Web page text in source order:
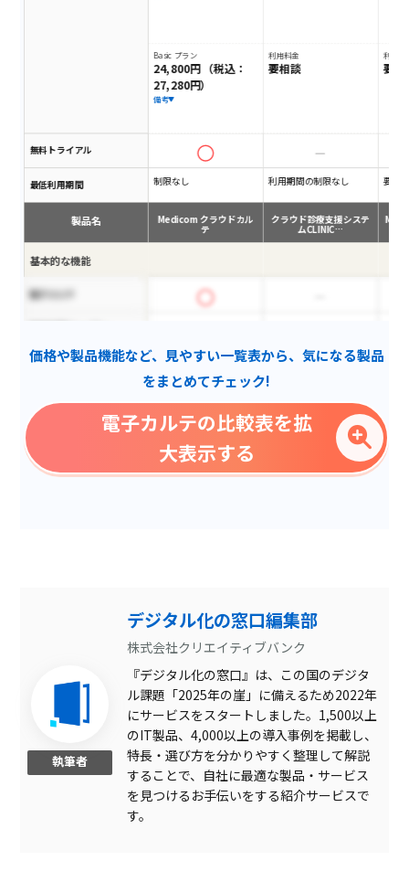
無料トライアル
最低利用期間
製品名
基本的な機能
電子カルテ
診療システム切替
処置行為自動学習
診療・投薬履歴管理
Basic プラン
24,800円 （税込：
27,280円）
備考
制限なし
Medicom クラウドカル
テ
利用料金
要相談
利用期間の制限なし
クラウド診療支援システ
ムCLINIC…
利用料
要相
要相
価格や製品機能など、見やすい一覧表から、気になる製品
をまとめてチェック!
電子カルテの比較表を拡
大表示する
執筆者
デジタル化の窓口編集部
株式会社クリエイティブバンク
『デジタル化の窓口』は、この国のデジタ
ル課題「2025年の崖」に備えるため2022年
にサービスをスタートしました。1,500以上
のIT製品、4,000以上の導入事例を掲載し、
特長・選び方を分かりやすく整理して解説
することで、自社に最適な製品・サービス
を見つけるお手伝いをする紹介サービスで
す。